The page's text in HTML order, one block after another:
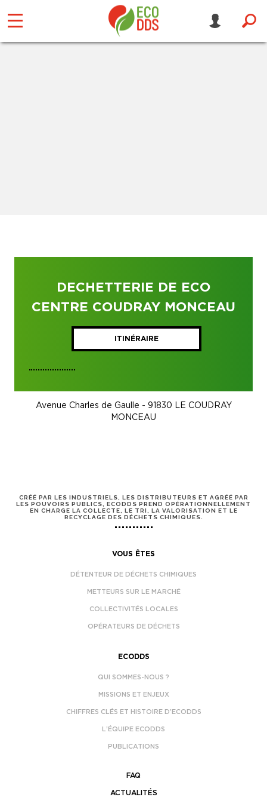
DECHETTERIE DE ECO
CENTRE COUDRAY MONCEAU
ITINÉRAIRE
Avenue Charles de Gaulle - 91830 LE COUDRAY
MONCEAU
CRÉÉ PAR LES INDUSTRIELS, LES DISTRIBUTEURS ET AGRÉÉ PAR
LES POUVOIRS PUBLICS, ECODDS PREND OPÉRATIONNELLEMENT
EN CHARGE LA COLLECTE, LE TRI, LA VALORISATION ET LE
RECYCLAGE DES DÉCHETS CHIMIQUES.
VOUS ÊTES
DÉTENTEUR DE DÉCHETS CHIMIQUES
METTEURS SUR LE MARCHÉ
COLLECTIVITÉS LOCALES
OPÉRATEURS DE DÉCHETS
ECODDS
QUI SOMMES-NOUS ?
MISSIONS ET ENJEUX
CHIFFRES CLÉS ET HISTOIRE D’ECODDS
L’ÉQUIPE ECODDS
PUBLICATIONS
FAQ
ACTUALITÉS